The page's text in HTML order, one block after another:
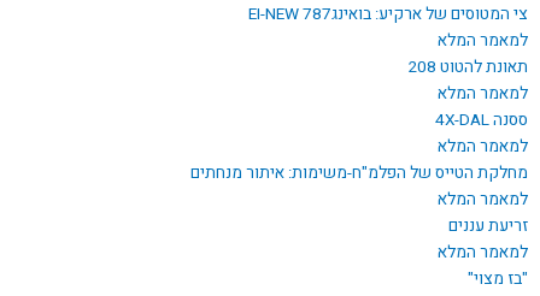
צי המטוסים של ארקיע: בואינג787 EI-NEW
למאמר המלא
תאונת להטוט 208
למאמר המלא
ססנה 4X-DAL
למאמר המלא
מחלקת הטייס של הפלמ"ח-משימות: איתור מנחתים
למאמר המלא
זריעת עננים
למאמר המלא
"בז מצוי"